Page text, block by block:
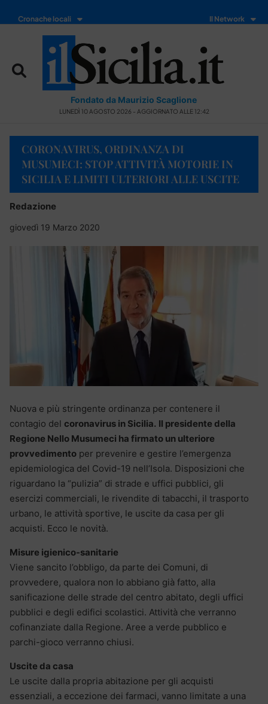
Cronache locali Il Network
Fondato da Maurizio Scaglione
LUNEDÌ 10 AGOSTO 2026 - AGGIORNATO ALLE 12:42
CORONAVIRUS, ORDINANZA DI
MUSUMECI: STOP ATTIVITÀ MOTORIE IN
SICILIA E LIMITI ULTERIORI ALLE USCITE
Redazione
giovedì 19 Marzo 2020
Nuova e più stringente ordinanza per contenere il
contagio del coronavirus in Sicilia. Il presidente della
Regione Nello Musumeci ha firmato un ulteriore
provvedimento per prevenire e gestire l’emergenza
epidemiologica del Covid-19 nell’Isola. Disposizioni che
riguardano la “pulizia” di strade e uffici pubblici, gli
esercizi commerciali, le rivendite di tabacchi, il trasporto
urbano, le attività sportive, le uscite da casa per gli
acquisti. Ecco le novità.
Misure igienico-sanitarie
Viene sancito l’obbligo, da parte dei Comuni, di
provvedere, qualora non lo abbiano già fatto, alla
sanificazione delle strade del centro abitato, degli uffici
pubblici e degli edifici scolastici. Attività che verranno
cofinanziate dalla Regione. Aree a verde pubblico e
parchi-gioco verranno chiusi.
Uscite da casa
Le uscite dalla propria abitazione per gli acquisti
essenziali, a eccezione dei farmaci, vanno limitate a una